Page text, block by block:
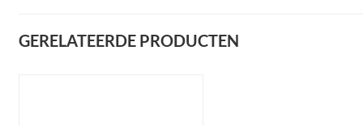
GERELATEERDE PRODUCTEN